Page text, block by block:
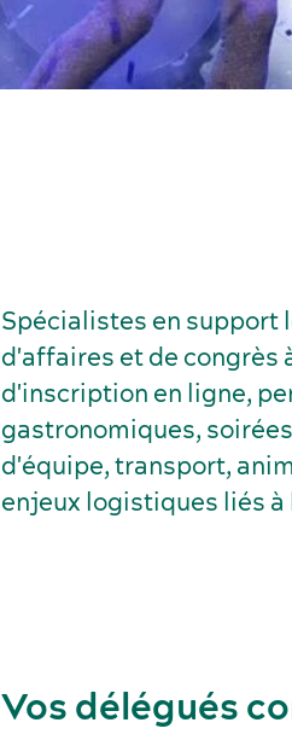
Spécialistes en support
d'affaires et de congrès
d'inscription en ligne,
gastronomiques,
d'équipe, transport,
enjeux logistiques liés
Vos délégués